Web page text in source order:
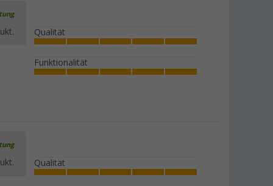
Qualität
Funktionalität
Qualität